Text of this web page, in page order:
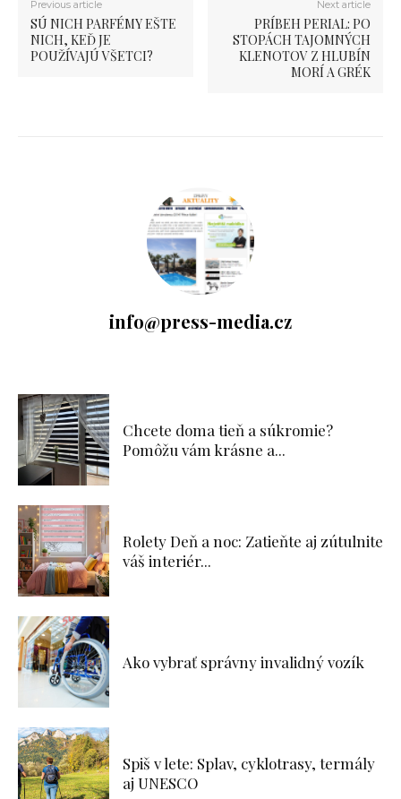
Previous article
SÚ NICH PARFÉMY EŠTE
NICH, KEĎ JE
POUŽÍVAJÚ VŠETCI?
Next article
PRÍBEH PERIAL: PO
STOPÁCH TAJOMNÝCH
KLENOTOV Z HLUBÍN
MORÍ A GRÉK
info@press-media.cz
Chcete doma tieň a súkromie?
Pomôžu vám krásne a...
Rolety Deň a noc: Zatieňte aj zútulnite
váš interiér...
Ako vybrať správny invalidný vozík
Spiš v lete: Splav, cyklotrasy, termály
aj UNESCO